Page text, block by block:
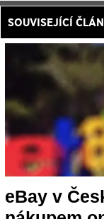
SOUVISEJÍCÍ
eBay v